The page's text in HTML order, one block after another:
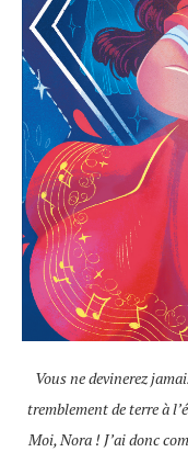
Vous ne devinerez
tremblement de terre à
Moi, Nora ! J’ai donc